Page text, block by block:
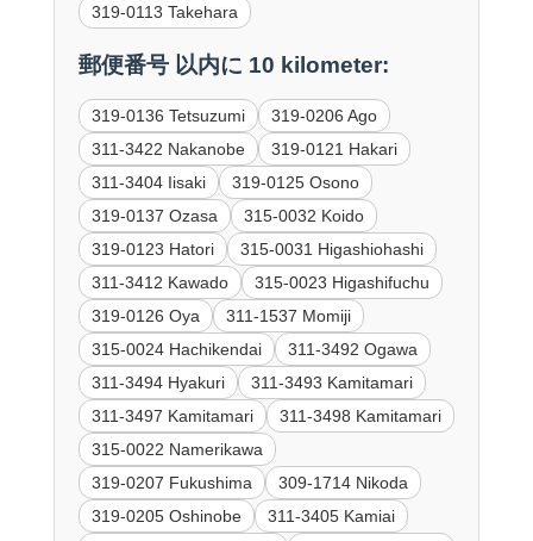
319-0113 Takehara
郵便番号 以内に 10 kilometer:
319-0136 Tetsuzumi
319-0206 Ago
311-3422 Nakanobe
319-0121 Hakari
311-3404 Iisaki
319-0125 Osono
319-0137 Ozasa
315-0032 Koido
319-0123 Hatori
315-0031 Higashiohashi
311-3412 Kawado
315-0023 Higashifuchu
319-0126 Oya
311-1537 Momiji
315-0024 Hachikendai
311-3492 Ogawa
311-3494 Hyakuri
311-3493 Kamitamari
311-3497 Kamitamari
311-3498 Kamitamari
315-0022 Namerikawa
319-0207 Fukushima
309-1714 Nikoda
319-0205 Oshinobe
311-3405 Kamiai